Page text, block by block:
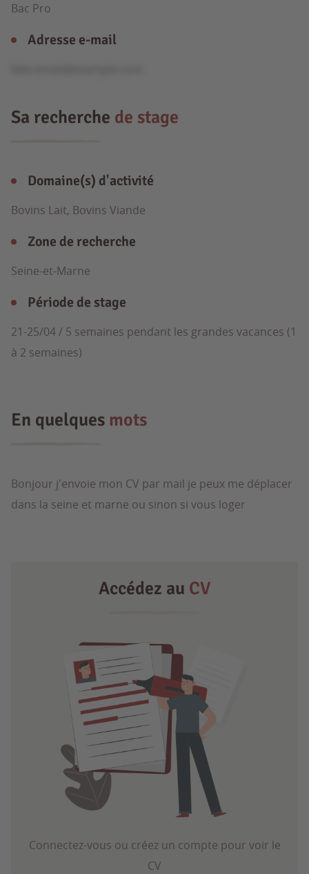
Bac Pro
Adresse e-mail
Sa recherche de stage
Domaine(s) d'activité
Bovins Lait, Bovins Viande
Zone de recherche
Seine-et-Marne
Période de stage
21-25/04 / 5 semaines pendant les grandes vacances (1
à 2 semaines)
En quelques mots
Bonjour j'envoie mon CV par mail je peux me déplacer
dans la seine et marne ou sinon si vous loger
Accédez au CV
Connectez-vous ou créez un compte pour voir le
CV